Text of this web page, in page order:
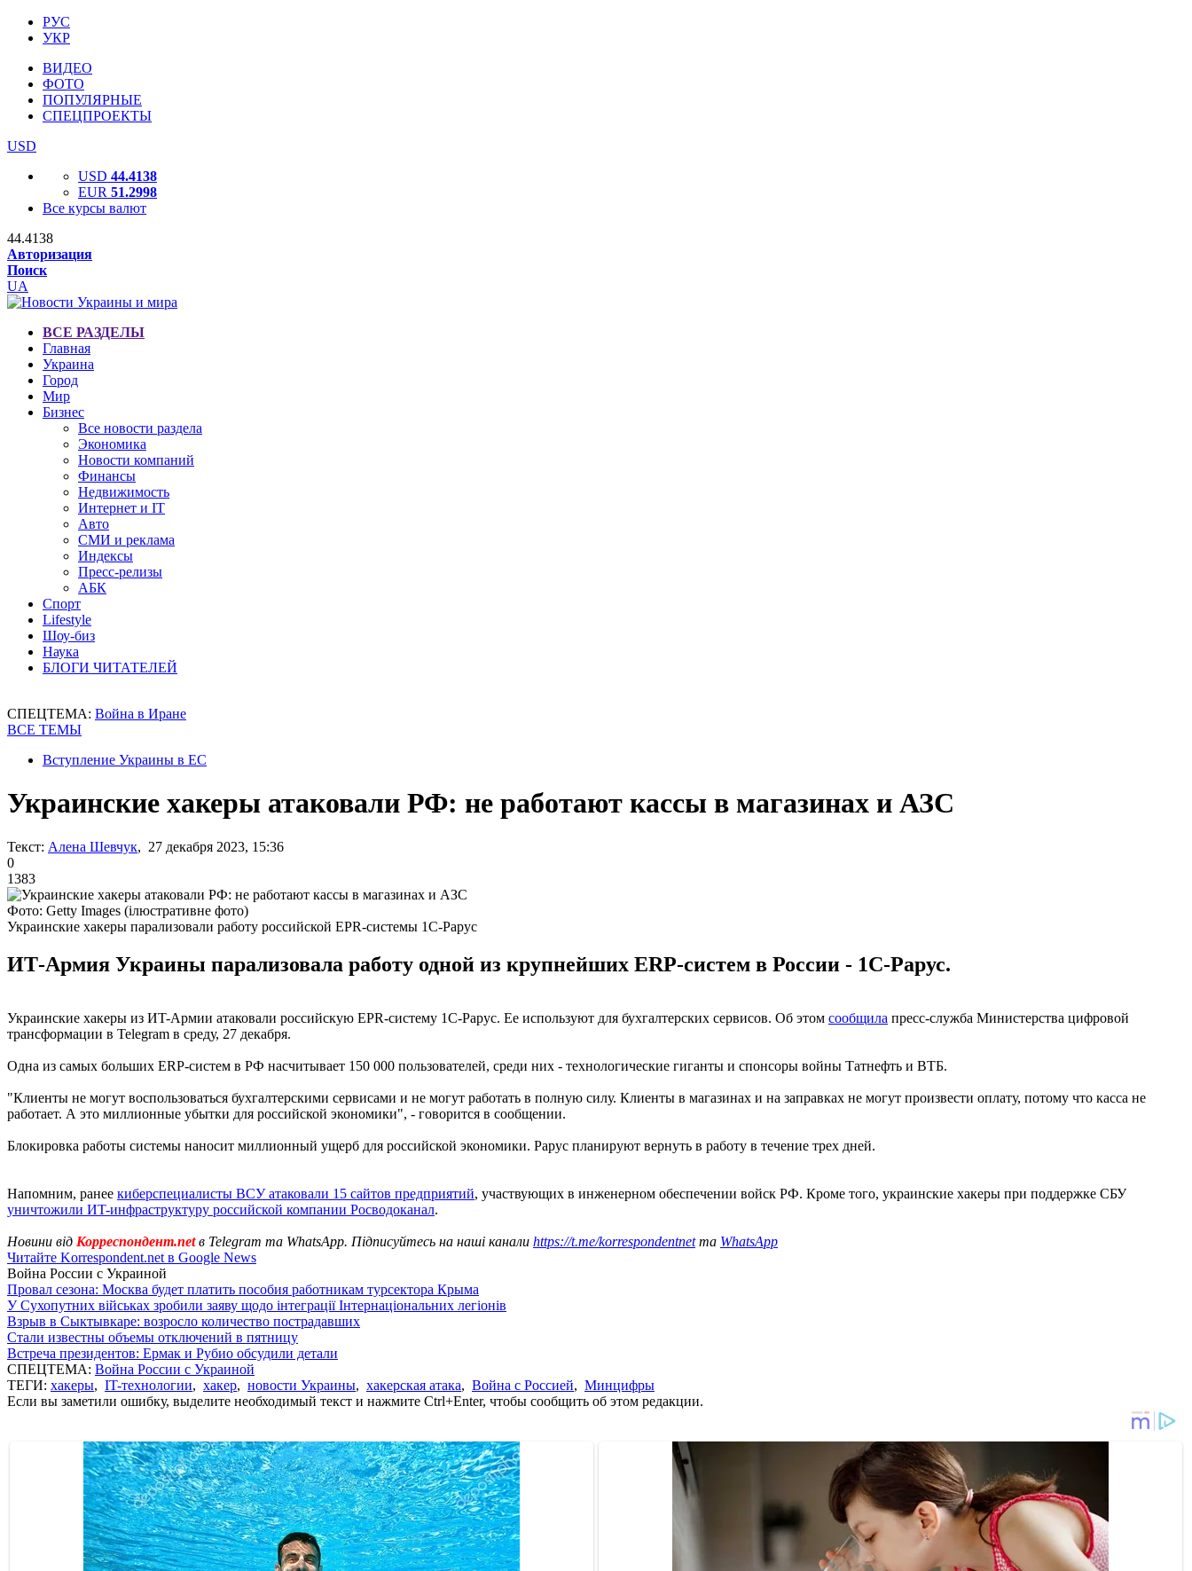
РУС
УКР
ВИДЕО
ФОТО
ПОПУЛЯРНЫЕ
СПЕЦПРОЕКТЫ
USD
USD 44.4138
EUR 51.2998
Все курсы валют
44.4138
Авторизация
Поиск
UA
ВСЕ РАЗДЕЛЫ
Главная
Украина
Город
Мир
Бизнес
Все новости раздела
Экономика
Новости компаний
Финансы
Недвижимость
Интернет и IT
Авто
СМИ и реклама
Индексы
Пресс-релизы
АБК
Спорт
Lifestyle
Шоу-биз
Наука
БЛОГИ ЧИТАТЕЛЕЙ
СПЕЦТЕМА: Война в Иране
ВСЕ ТЕМЫ
Вступление Украины в ЕС
Украинские хакеры атаковали РФ: не работают кассы в магазинах и АЗС
Текст: Алена Шевчук, 27 декабря 2023, 15:36
0
1383
Фото: Getty Images (ілюстративне фото)
Украинские хакеры парализовали работу российской EPR-системы 1С-Рарус
ИТ-Армия Украины парализовала работу одной из крупнейших ERP-систем в России - 1С-Рарус.
Украинские хакеры из ИT-Армии атаковали российскую EPR-систему 1С-Рарус. Ее используют для бухгалтерских сервисов. Об этом сообщила пресс-служба Министерства цифровой
трансформации в Telegram в среду, 27 декабря.
Одна из самых больших ERP-систем в РФ насчитывает 150 000 пользователей, среди них - технологические гиганты и спонсоры войны Татнефть и ВТБ.
"Клиенты не могут воспользоваться бухгалтерскими сервисами и не могут работать в полную силу. Клиенты в магазинах и на заправках не могут произвести оплату, потому что касса не
работает. А это миллионные убытки для российской экономики", - говорится в сообщении.
Блокировка работы системы наносит миллионный ущерб для российской экономики. Рарус планируют вернуть в работу в течение трех дней.
Напомним, ранее киберспециалисты ВСУ атаковали 15 сайтов предприятий, участвующих в инженерном обеспечении войск РФ. Кроме того, украинские хакеры при поддержке СБУ
уничтожили ИT-инфраструктуру российской компании Росводоканал.
Новини від Корреспондент.netв Telegram та WhatsApp. Підписуйтесь на наші канали https://t.me/korrespondentnetта WhatsApp
Читайте Korrespondent.net в Google News
Война России с Украиной
Провал сезона: Москва будет платить пособия работникам турсектора Крыма
У Сухопутних військах зробили заяву щодо інтеграції Інтернаціональних легіонів
Взрыв в Сыктывкаре: возросло количество пострадавших
Стали известны объемы отключений в пятницу
Встреча президентов: Ермак и Рубио обсудили детали
СПЕЦТЕМА: Война России с Украиной
ТЕГИ: хакеры, IT-технологии, хакер, новости Украины, хакерская атака, Война с Россией, Минцифры
Если вы заметили ошибку, выделите необходимый текст и нажмите Ctrl+Enter, чтобы сообщить об этом редакции.